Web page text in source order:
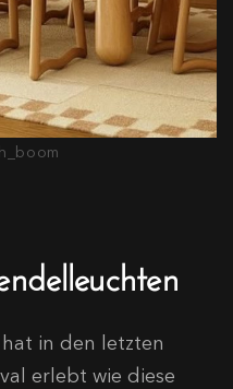
in den letzten
erlebt wie diese